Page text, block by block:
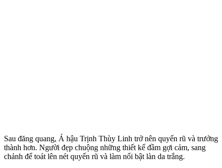
Sau đăng quang, Á hậu Trịnh Thùy Linh trở nên quyến rũ và trưởng
thành hơn. Người đẹp chuộng những thiết kế đầm gợi cảm, sang
chảnh để toát lên nét quyến rũ và làm nổi bật làn da trắng.